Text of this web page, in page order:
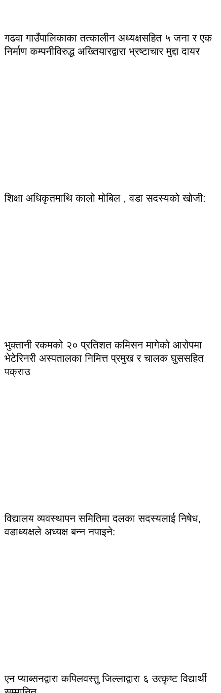
गढवा गाउँपालिकाका तत्कालीन अध्यक्षसहित ५ जना र एक
निर्माण कम्पनीविरुद्ध अख्तियारद्वारा भ्रष्टाचार मुद्दा दायर
शिक्षा अधिकृतमाथि कालो मोबिल , वडा सदस्यको खोजी:
भुक्तानी रकमको २० प्रतिशत कमिसन मागेको आरोपमा
भेटेरिनरी अस्पतालका निमित्त प्रमुख र चालक घुससहित
पक्राउ
विद्यालय व्यवस्थापन समितिमा दलका सदस्यलाई निषेध,
वडाध्यक्षले अध्यक्ष बन्न नपाइने:
एन प्याब्सनद्वारा कपिलवस्तु जिल्लाद्वारा ६ उत्कृष्ट विद्यार्थी